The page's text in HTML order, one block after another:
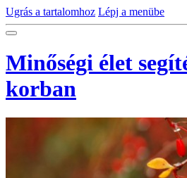
Ugrás a tartalomhoz Lépj a menübe
Minőségi élet
korban